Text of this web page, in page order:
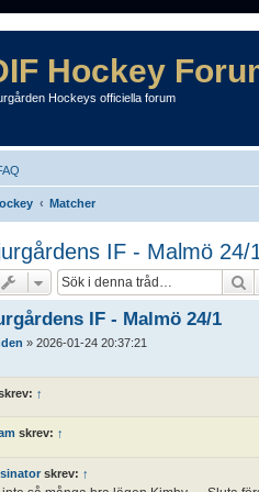
Hockey
Hockeys officiella forum
Matcher
IF - Malmö 24/
IF - Malmö 24/1
» 2026-01-24 20:37:21
↑
skrev: ↑
skrev: ↑